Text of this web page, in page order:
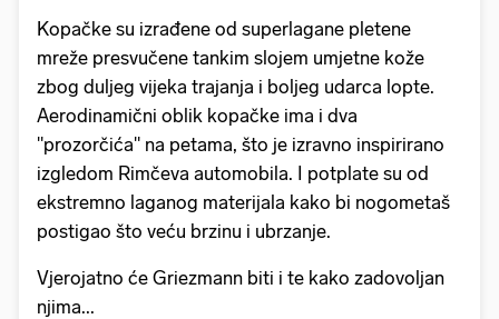
Kopačke su izrađene od superlagane pletene
mreže presvučene tankim slojem umjetne kože
zbog duljeg vijeka trajanja i boljeg udarca lopte.
Aerodinamični oblik kopačke ima i dva
"prozorčića" na petama, što je izravno inspirirano
izgledom Rimčeva automobila. I potplate su od
ekstremno laganog materijala kako bi nogometaš
postigao što veću brzinu i ubrzanje.
Vjerojatno će Griezmann biti i te kako zadovoljan
njima...